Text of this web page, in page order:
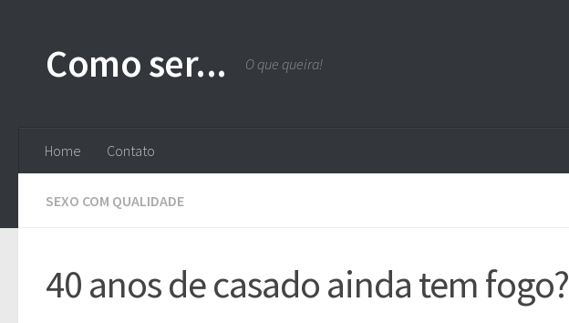
Como ser... O que queira!
Home Contato
SEXO COM QUALIDADE
40 anos de casado ainda tem fogo?